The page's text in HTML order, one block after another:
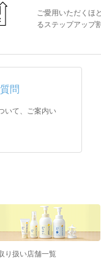
ご愛用いただくほ
るステップアップ割
問
いて、ご案内い
り扱い店舗一覧